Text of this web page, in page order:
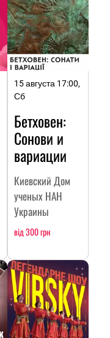
15 августа 17:00,
Сб
Бетховен:
Сонови и
вариации
Киевский Дом
ученых НАН
Украины
від 300 грн